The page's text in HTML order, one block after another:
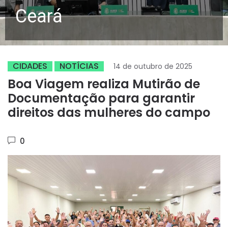
Ceará
CIDADES NOTÍCIAS 14 de outubro de 2025
Boa Viagem realiza Mutirão de
Documentação para garantir
direitos das mulheres do campo
0